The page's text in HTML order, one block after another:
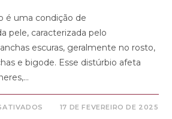
é uma condição de
pele, caracterizada pelo
escuras, geralmente no rosto,
e bigode. Esse distúrbio afeta
17 DE FEVEREIRO DE 2025